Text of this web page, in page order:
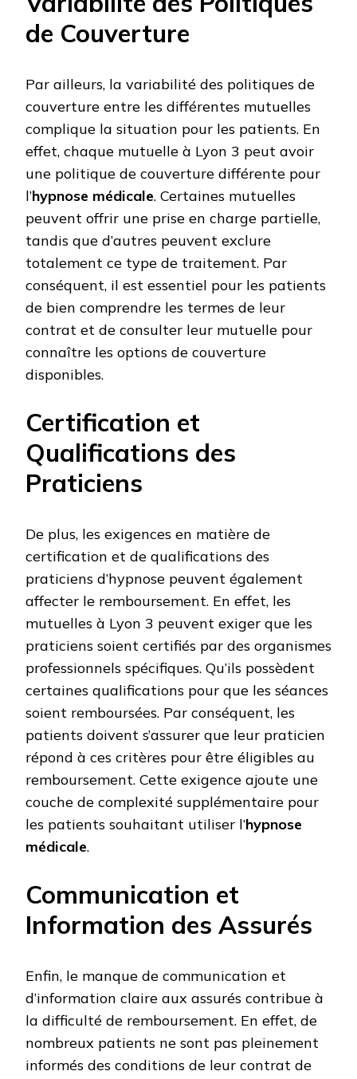
de Couverture
Par ailleurs, la variabilité des politiques de
couverture entre les différentes mutuelles
complique la situation pour les patients. En
effet, chaque mutuelle à Lyon 3 peut avoir
une politique de couverture différente pour
l’hypnose médicale. Certaines mutuelles
peuvent offrir une prise en charge partielle,
tandis que d’autres peuvent exclure
totalement ce type de traitement. Par
conséquent, il est essentiel pour les patients
de bien comprendre les termes de leur
contrat et de consulter leur mutuelle pour
connaître les options de couverture
disponibles.
Certification et
Qualifications des
Praticiens
De plus, les exigences en matière de
certification et de qualifications des
praticiens d’hypnose peuvent également
affecter le remboursement. En effet, les
mutuelles à Lyon 3 peuvent exiger que les
praticiens soient certifiés par des organismes
professionnels spécifiques. Qu’ils possèdent
certaines qualifications pour que les séances
soient remboursées. Par conséquent, les
patients doivent s’assurer que leur praticien
répond à ces critères pour être éligibles au
remboursement. Cette exigence ajoute une
couche de complexité supplémentaire pour
les patients souhaitant utiliser l’hypnose
médicale.
Communication et
Information des Assurés
Enfin, le manque de communication et
d’information claire aux assurés contribue à
la difficulté de remboursement. En effet, de
nombreux patients ne sont pas pleinement
informés des conditions de leur contrat de